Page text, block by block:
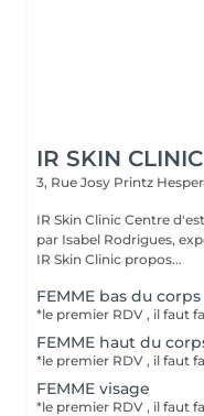
IR SKIN CLINIC
3, Rue Josy Printz
IR Skin Clinic Centre d'esthétique avancée & intégrative Fondé
par Isabel Rodrigues,
IR Skin Clinic propos...
FEMME bas du corps
FEMME haut du
FEMME visage